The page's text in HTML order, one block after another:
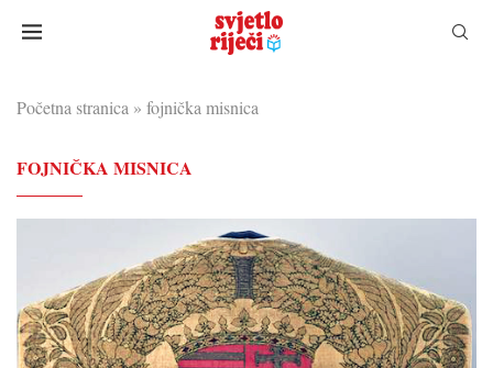
Početna stranica » fojnička misnica
FOJNIČKA MISNICA